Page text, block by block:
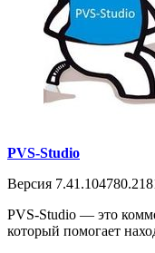
PVS-Studio
Версия
PVS-Studio — это
который помогает